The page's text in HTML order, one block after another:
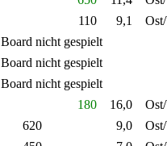
110 9,1
Board nicht gespielt
Board nicht gespielt
Board nicht gespielt
180 16,0
620 9,0